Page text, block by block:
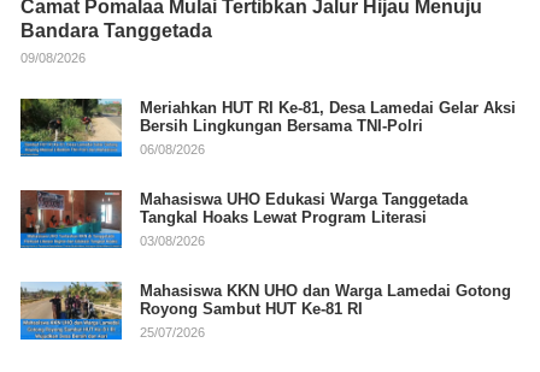
Camat Pomalaa Mulai Tertibkan Jalur Hijau Menuju
Bandara Tanggetada
09/08/2026
Meriahkan HUT RI Ke-81, Desa Lamedai Gelar Aksi
Bersih Lingkungan Bersama TNI-Polri
06/08/2026
Mahasiswa UHO Edukasi Warga Tanggetada
Tangkal Hoaks Lewat Program Literasi
03/08/2026
Mahasiswa KKN UHO dan Warga Lamedai Gotong
Royong Sambut HUT Ke-81 RI
25/07/2026